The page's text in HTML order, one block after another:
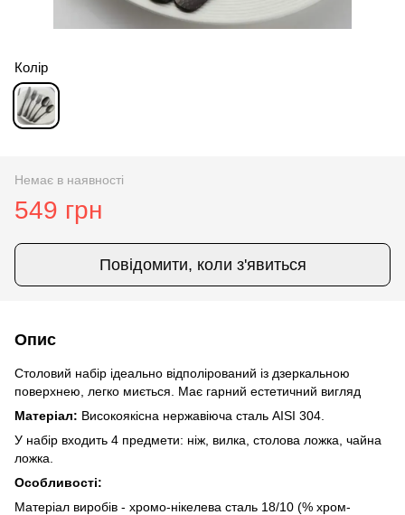
Колір
Немає в наявності
549 грн
Повідомити, коли з'явиться
Опис
Столовий набір ідеально відполірований із дзеркальною
поверхнею, легко миється. Має гарний естетичний вигляд
Матеріал: Високоякісна нержавіюча сталь AISI 304.
У набір входить 4 предмети: ніж, вилка, столова ложка, чайна
ложка.
Особливості:
Матеріал виробів - хромо-нікелева сталь 18/10 (% хром-